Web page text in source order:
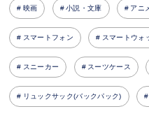
映画 小説・文庫 アニ
スマートフォン スマートウォ
スニーカー スーツケース
リュックサック(バックパック)